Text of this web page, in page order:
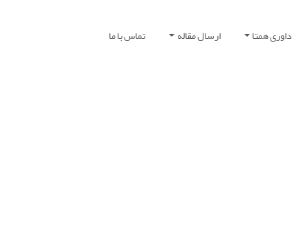
داوری همتا ارسال مقاله تماس با ما